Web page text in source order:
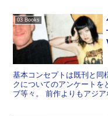
03 Books
基本コンセプトは既刊と同
クについてのアンケートを
ブ等々。 前作よりもアジ